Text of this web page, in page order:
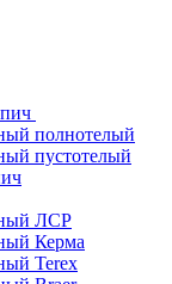
полнотелый
пустотелый
ЛСР
Керма
Terex